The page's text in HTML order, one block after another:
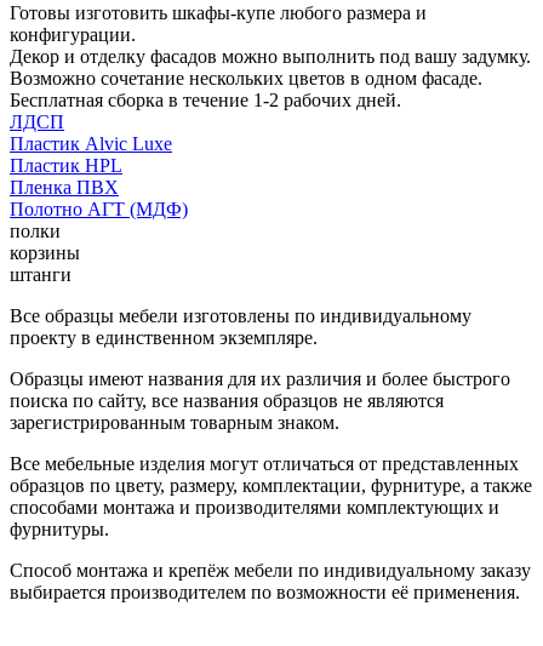
Готовы изготовить шкафы-купе любого размера и
конфигурации.
Декор и отделку фасадов можно выполнить под вашу задумку.
Возможно сочетание нескольких цветов в одном фасаде.
Бесплатная сборка в течение 1-2 рабочих дней.
ЛДСП
Пластик Alvic Luxe
Пластик HPL
Пленка ПВХ
Полотно АГТ (МДФ)
полки
корзины
штанги
Все образцы мебели изготовлены по индивидуальному
проекту в единственном экземпляре.
Образцы имеют названия для их различия и более быстрого
поиска по сайту, все названия образцов не являются
зарегистрированным товарным знаком.
Все мебельные изделия могут отличаться от представленных
образцов по цвету, размеру, комплектации, фурнитуре, а также
способами монтажа и производителями комплектующих и
фурнитуры.
Способ монтажа и крепёж мебели по индивидуальному заказу
выбирается производителем по возможности её применения.